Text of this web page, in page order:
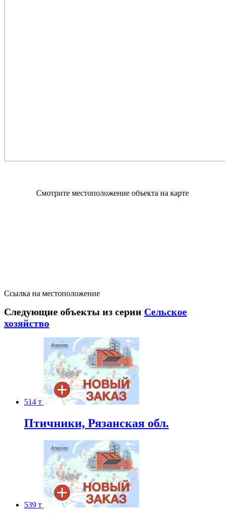
Смотрите местоположение объекта на карте
Ссылка на местоположение
Следующие объекты из серии Сельское
хозяйство
514 т
Птичники, Рязанская обл.
539 т